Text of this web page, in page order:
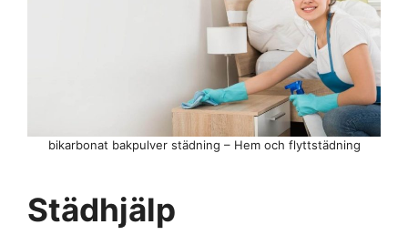
Städhjälp
bikarbonat bakpulver städning – Hem och flyttstädning